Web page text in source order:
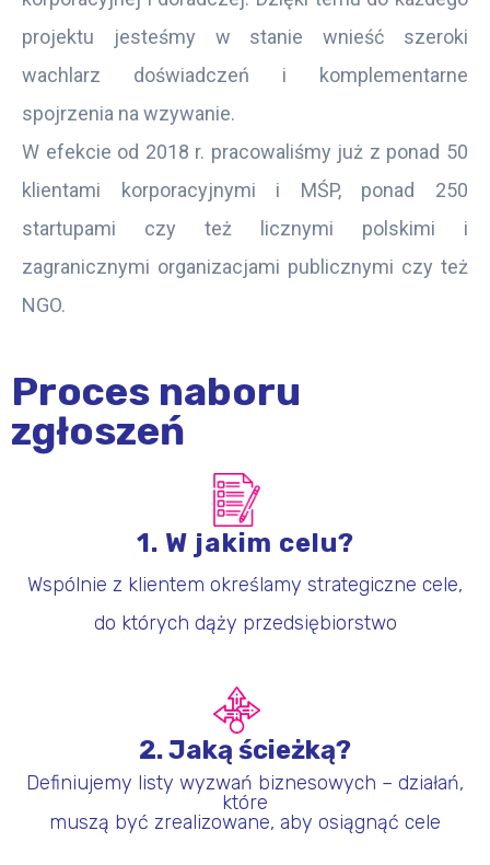
projektu jesteśmy w stanie wnieść szeroki
wachlarz doświadczeń i komplementarne
spojrzenia na wzywanie.
W efekcie od 2018 r. pracowaliśmy już z ponad 50
klientami korporacyjnymi i MŚP, ponad 250
startupami czy też licznymi polskimi i
zagranicznymi organizacjami publicznymi czy też
NGO.
Proces naboru
zgłoszeń
1. W jakim celu?
Wspólnie z klientem określamy strategiczne cele,
do których dąży przedsiębiorstwo
2. Jaką ścieżką?
Definiujemy listy wyzwań biznesowych – działań,
które
muszą być zrealizowane, aby osiągnąć cele